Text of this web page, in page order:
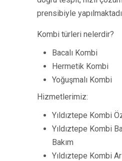
prensibiyle
Kombi türleri nelerdir?
Bacalı Kombi
Hermetik Kombi
Yoğuşmalı Kombi
Hizmetlerimiz:
Yıldıztepe Kombi
Yıldıztepe Kombi
Bakım
Yıldıztepe Kombi